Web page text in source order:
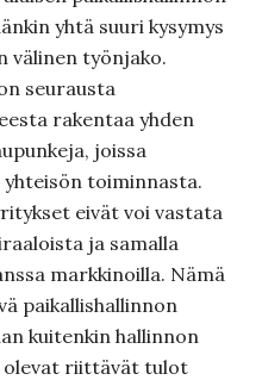
yhtä suuri kysymys
välinen työnjako.
seurausta
rakentaa yhden
joissa
toiminnasta.
eivät voi vastata
ja samalla
markkinoilla. Nämä
paikallishallinnon
kuitenkin hallinnon
olevat riittävät tulot